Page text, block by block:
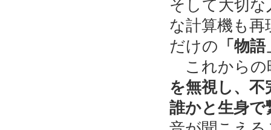
そして大切
な計算機も
だけの 「物
これからの
を無視し、
誰かと生身